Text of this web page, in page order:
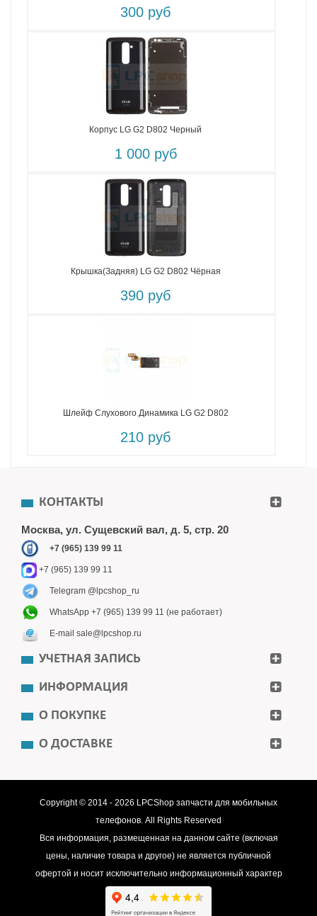
300 руб
Корпус LG G2 D802 Черный
1 000 руб
Крышка(задняя) LG G2 D802 Чёрная
390 руб
Шлейф Слухового Динамика LG G2 D802
210 руб
КОНТАКТЫ
Москва, ул. Сущевский вал, д. 5, стр. 20
+7 (965) 139 99 11
+7 (965) 139 99 11
Telegram @lpcshop_ru
WhatsApp +7 (965) 139 99 11 (не работает)
E-mail sale@lpcshop.ru
УЧЕТНАЯ ЗАПИСЬ
ИНФОРМАЦИЯ
О ПОКУПКЕ
О ДОСТАВКЕ
Copyright © 2014 - 2026 LPCShop запчасти для мобильных
телефонов. All Rights Reserved
Вся информация, размещенная на данном сайте (включая
цены, наличие товара и другое) не является публичной
офертой и носит исключительно информационный характер